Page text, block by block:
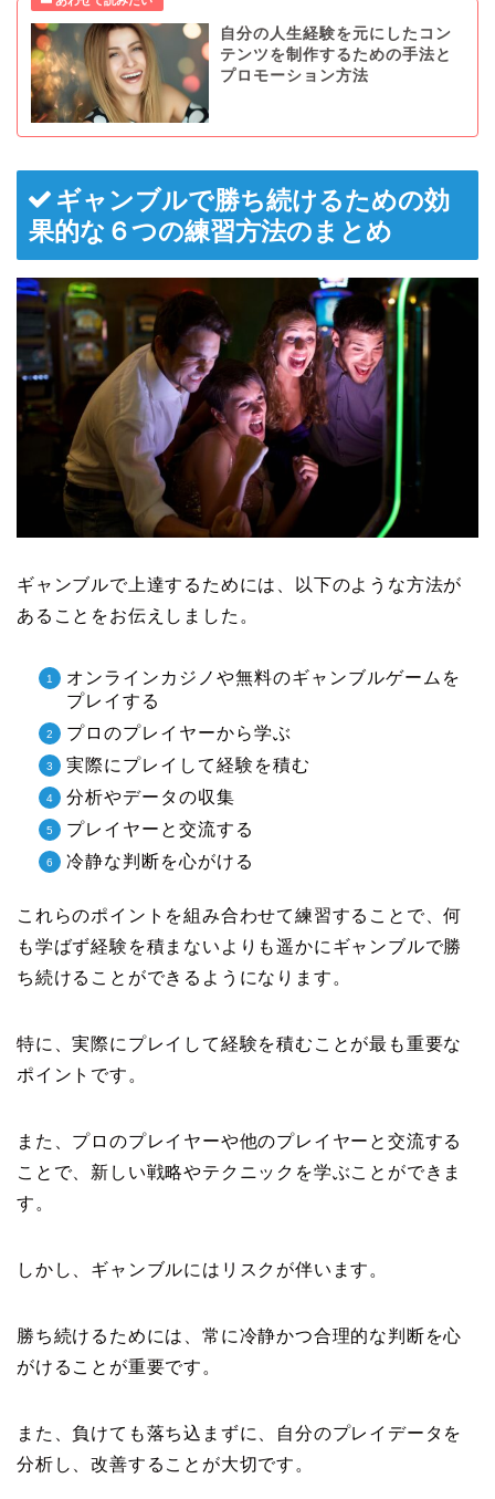
自分の人生経験を元にしたコン
テンツを制作するための手法と
プロモーション方法
ギャンブルで勝ち続けるための効
果的な６つの練習方法のまとめ
ギャンブルで上達するためには、以下のような方法が
あることをお伝えしました。
オンラインカジノや無料のギャンブルゲームを
プレイする
プロのプレイヤーから学ぶ
実際にプレイして経験を積む
分析やデータの収集
プレイヤーと交流する
冷静な判断を心がける
これらのポイントを組み合わせて練習することで、何
も学ばず経験を積まないよりも遥かにギャンブルで勝
ち続けることができるようになります。
特に、実際にプレイして経験を積むことが最も重要な
ポイントです。
また、プロのプレイヤーや他のプレイヤーと交流する
ことで、新しい戦略やテクニックを学ぶことができま
す。
しかし、ギャンブルにはリスクが伴います。
勝ち続けるためには、常に冷静かつ合理的な判断を心
がけることが重要です。
また、負けても落ち込まずに、自分のプレイデータを
分析し、改善することが大切です。